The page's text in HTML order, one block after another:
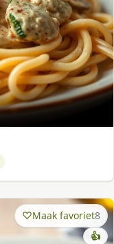
Maak favoriet8
👍